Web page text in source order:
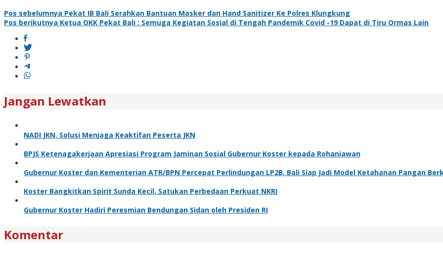
Pos sebelumnya Pekat IB Bali Serahkan Bantuan Masker dan Hand Sanitizer Ke Polres Klungkung
Pos berikutnya Ketua OKK Pekat Bali : Semuga Kegiatan Sosial di Tengah Pandemik Covid -19 Dapat di Tiru Ormas Lain
Jangan Lewatkan
NADI JKN, Solusi Menjaga Keaktifan Peserta JKN
BPJS Ketenagakerjaan Apresiasi Program Jaminan Sosial Gubernur Koster kepada Rohaniawan
Gubernur Koster dan Kementerian ATR/BPN Percepat Perlindungan LP2B, Bali Siap Jadi Model Ketahanan Pangan
Koster Bangkitkan Spirit Sunda Kecil, Satukan Perbedaan Perkuat NKRI
Gubernur Koster Hadiri Peresmian Bendungan Sidan oleh Presiden RI
Komentar